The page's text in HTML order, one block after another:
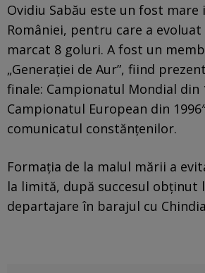
Ovidiu Sabău este un fost
României, pentru care a evoluat
marcat 8 goluri. A fost un
„Generației de Aur”, fiind
finale: Campionatul Mondial din
Campionatul European din
comunicatul constănțenilor.
Formația de la malul mării a
la limită, după succesul obținut
departajare în barajul cu